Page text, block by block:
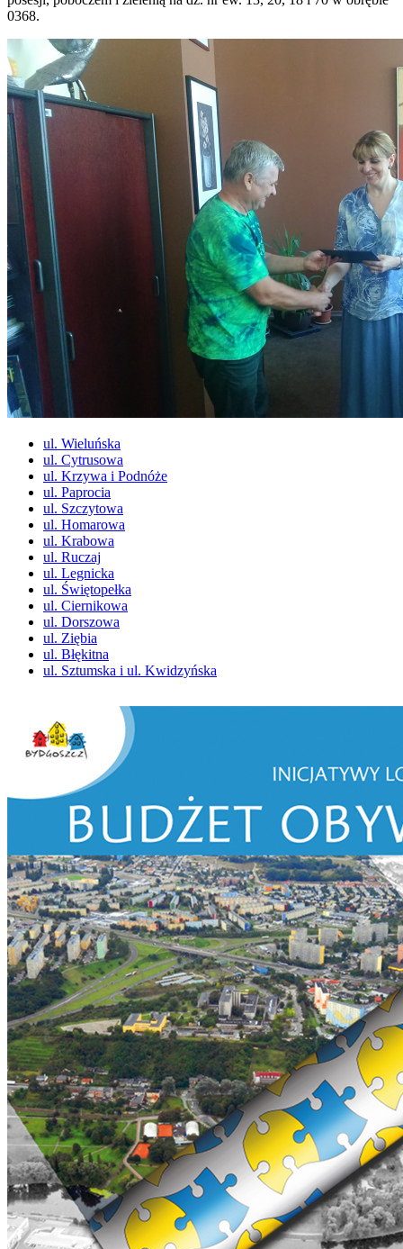
0368.
ul. Wieluńska
ul. Cytrusowa
ul. Krzywa i Podnóże
ul. Paprocia
ul. Szczytowa
ul. Homarowa
ul. Krabowa
ul. Ruczaj
ul. Legnicka
ul. Świętopełka
ul. Ciernikowa
ul. Dorszowa
ul. Ziębia
ul. Błękitna
ul. Sztumska i ul. Kwidzyńska